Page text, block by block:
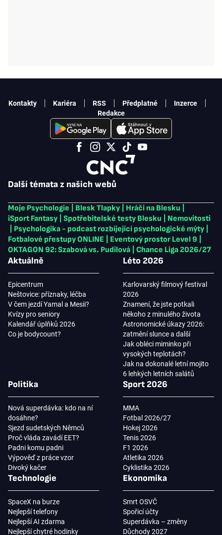
Další témata z našich webů
Moje Psychologie Blesk Tlapky Hráči na Blesku
iSport Fantasy
Spotřebitelské testy Blesku
Nemovitosti
Psychologika - podcast rozbíjející psychologické mýty
Fotbalové přestupy ONLINE
Eventový prostor Level 9
OKTAGON 92: Szabová vs. Pudilová
Chance Liga 2026/27
Aktuálně
Epicentrum
Neštovice: příznaky, léčba
V čem jezdí Yamal a Mesii?
Kvízy pro seniory
Kalendář úplňků 2026
Co je bodycount?
Léto 2026
Karlovarský filmový festival
2026
Znamení, že jste potkali
někoho z minulého života
Astronomické úkazy 2026:
zatmění slunce a další
Jak obléci miminko při
vysokých teplotách?
Jak na dokonalé letní mojito
6 lehkých letních salátů
Politika
Nová superdávka: kdo na ní
dosáhne?
Sjezd sudetských Němců
Proč vláda zavádí EET?
Padni komu padni
Výpověď z práce vzor
Divoký kačer
Sport 2026
MMA
Fotbal 2026/27
Hokej 2026
Tenis 2026
F1 2026
Atletika 2026
Cyklistika 2026
Technologie
SpaceX na burze
Nejlepší telefony
Nejlepší AI zdarma
Nejlepší chytré hodinky
Ekonomika
Smrt OSVČ
Spořicí účty
Superdávka – změny
Důchody 2027
Kontakty Kariéra RSS Předplatné
Inzerce
Redakce